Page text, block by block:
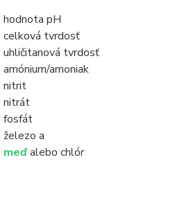
hodnota pH
celková tvrdosť
uhličitanová tvrdosť
amónium/amoniak
nitrit
nitrát
fosfát
železo a
meďalebo chlór